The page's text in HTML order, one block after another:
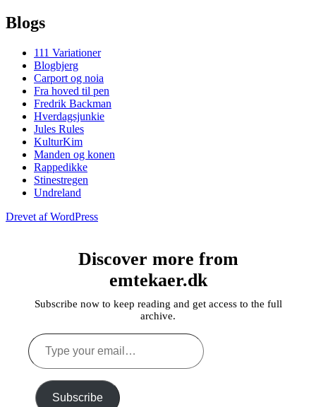
Blogs
111 Variationer
Blogbjerg
Carport og noia
Fra hoved til pen
Fredrik Backman
Hverdagsjunkie
Jules Rules
KulturKim
Manden og konen
Rappedikke
Stinestregen
Undreland
Drevet af WordPress
Discover more from
emtekaer.dk
Subscribe now to keep reading and get access to the full
archive.
Type
your
email…
Subscribe